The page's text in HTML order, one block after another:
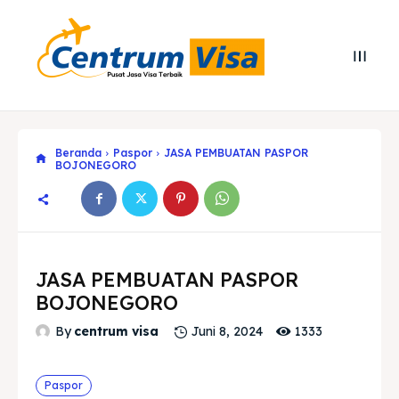
Beranda Paspor
JASA PEMBUATAN PASPOR
BOJONEGORO
JASA PEMBUATAN PASPOR
BOJONEGORO
By centrum visa Juni 8, 2024 1333
Paspor